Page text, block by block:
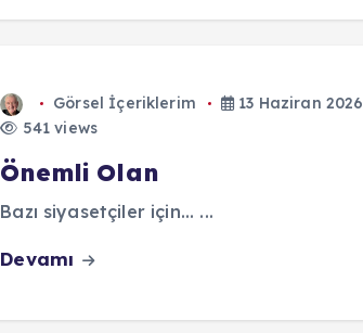
Görsel İçeriklerim
13 Haziran 2026
541 views
Önemli Olan
Bazı siyasetçiler için... ...
Devamı